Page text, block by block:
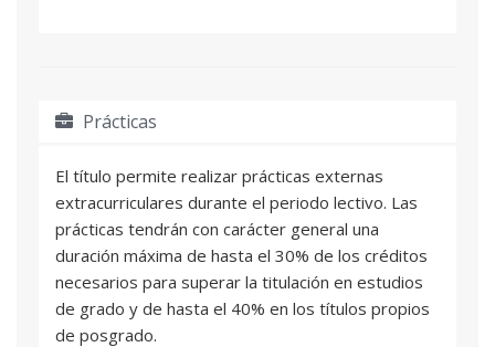
Prácticas
El título permite realizar prácticas externas
extracurriculares durante el periodo lectivo. Las
prácticas tendrán con carácter general una
duración máxima de hasta el 30% de los créditos
necesarios para superar la titulación en estudios
de grado y de hasta el 40% en los títulos propios
de posgrado.